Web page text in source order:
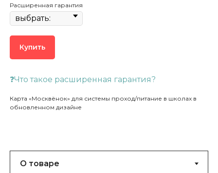
Расширенная гарантия
Купить
❓Что такое расширенная гарантия?
Карта «Москвёнок» для системы проход/питание в школах в
обновленном дизайне